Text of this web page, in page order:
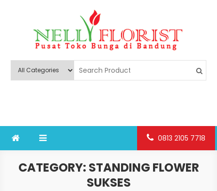
Nelly Florist Bandung
0813 2105 7718
CATEGORY: STANDING FLOWER
SUKSES